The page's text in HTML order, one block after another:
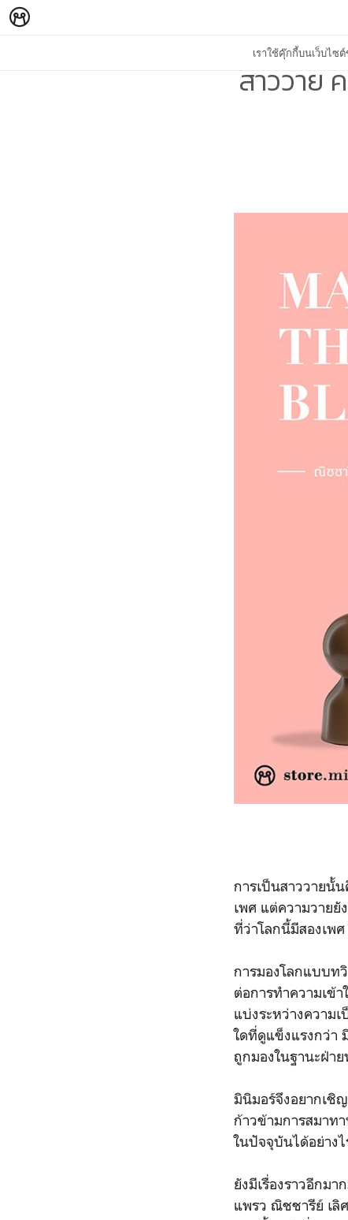
เราใช้คุ๊กกี้บนเว็บไซ
สาววาย
การเป็นสาววายนั้
เพศ แต่ความวาย
ที่ว่าโลกนี้มีสองเพ
การมองโลกแบบท
ต่อการทำความเข้
แบ่งระหว่างความ
ใดที่ดูแข็งแรงกว่า
ถูกมองในฐานะฝ่า
มินิมอร์จึงอยากเชิ
ก้าวข้ามการสมาท
ในปัจจุบันได้อย่างไ
ยังมีเรื่องราวอีกมา
แพรว ณิชชารีย์ เลิ